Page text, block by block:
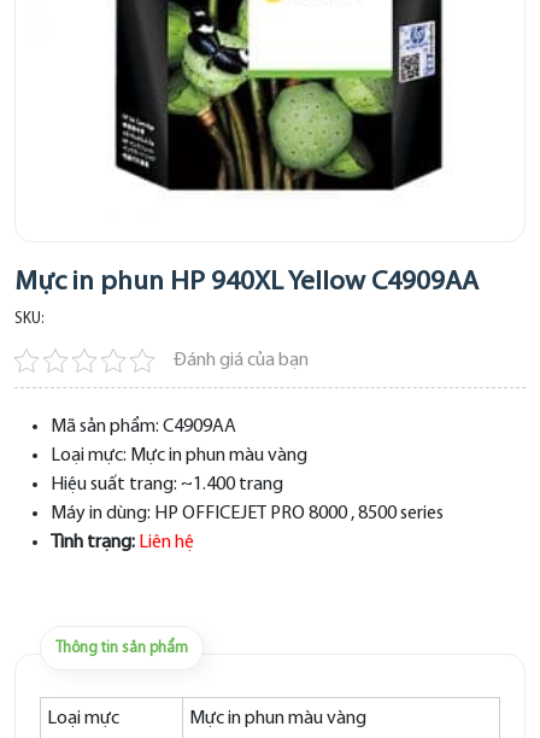
Mực in phun HP 940XL Yellow C4909AA
SKU:
Đánh giá của bạn
Mã sản phẩm: C4909AA
Loại mực: Mực in phun màu vàng
Hiệu suất trang: ~1.400 trang
Máy in dùng: HP OFFICEJET PRO 8000 , 8500 series
Tình trạng: Liên hệ
Thông tin sản phẩm
Loại mực Mực in phun màu vàng